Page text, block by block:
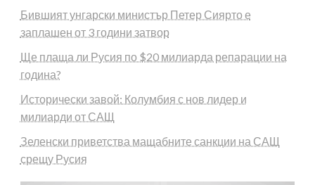
Бившият унгарски министър Петер Сиярто е
заплашен от 3 години затвор
Ще плаща ли Русия по $20 милиарда репарации на
година?
Исторически завой: Колумбия с нов лидер и
милиарди от САЩ
Зеленски приветства мащабните санкции на САЩ
срещу Русия